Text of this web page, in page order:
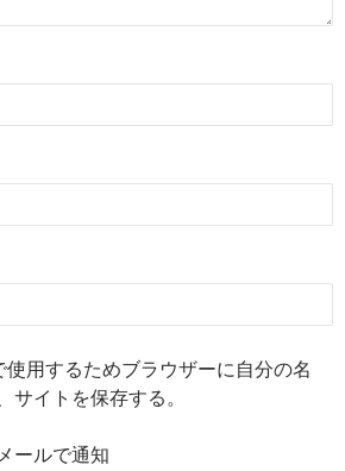
使用するためブラウザーに自分の名
サイトを保存する。
ールで通知